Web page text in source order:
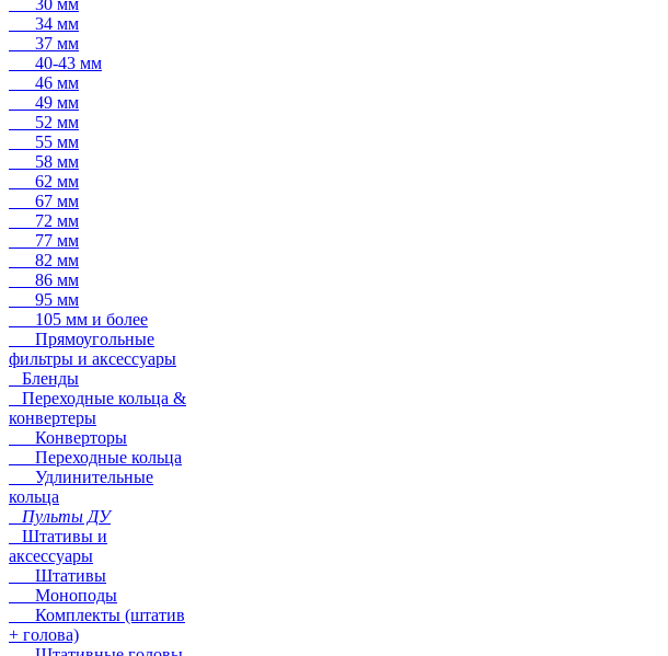
30 мм
34 мм
37 мм
40-43 мм
46 мм
49 мм
52 мм
55 мм
58 мм
62 мм
67 мм
72 мм
77 мм
82 мм
86 мм
95 мм
105 мм и более
Прямоугольные
фильтры и аксессуары
Бленды
Переходные кольца &
конвертеры
Конверторы
Переходные кольца
Удлинительные
кольца
Пульты ДУ
Штативы и
аксессуары
Штативы
Моноподы
Комплекты (штатив
+ голова)